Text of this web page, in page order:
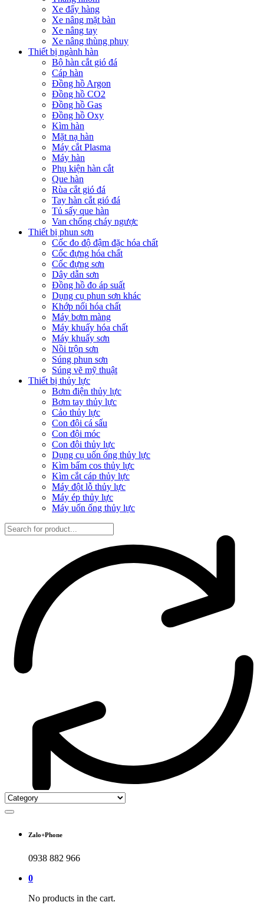
Xe đẩy hàng
Xe nâng mặt bàn
Xe nâng tay
Xe nâng thùng phuy
Thiết bị ngành hàn
Bộ hàn cắt gió đá
Cáp hàn
Đồng hồ Argon
Đồng hồ CO2
Đồng hồ Gas
Đồng hồ Oxy
Kìm hàn
Mặt nạ hàn
Máy cắt Plasma
Máy hàn
Phụ kiện hàn cắt
Que hàn
Rùa cắt gió đá
Tay hàn cắt gió đá
Tủ sấy que hàn
Van chống cháy ngược
Thiết bị phun sơn
Cốc đo độ đậm đặc hóa chất
Cốc đựng hóa chất
Cốc đựng sơn
Dây dẫn sơn
Đồng hồ đo áp suất
Dụng cụ phun sơn khác
Khớp nối hóa chất
Máy bơm màng
Máy khuấy hóa chất
Máy khuấy sơn
Nồi trộn sơn
Súng phun sơn
Súng vẽ mỹ thuật
Thiết bị thủy lực
Bơm điện thủy lực
Bơm tay thủy lực
Cảo thủy lực
Con đội cá sấu
Con đội móc
Con đội thủy lực
Dụng cụ uốn ống thủy lực
Kìm bấm cos thủy lực
Kìm cắt cáp thủy lực
Máy đột lỗ thủy lực
Máy ép thủy lực
Máy uốn ống thủy lực
Zalo+Phone
0938 882 966
0
No products in the cart.